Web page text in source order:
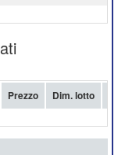
Prezzo Dim. lotto